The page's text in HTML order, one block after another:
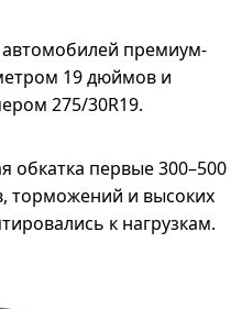
автомобилей премиум-
19 дюймов и
275/30R19.
обкатка первые 300–500
торможений и высоких
к нагрузкам.